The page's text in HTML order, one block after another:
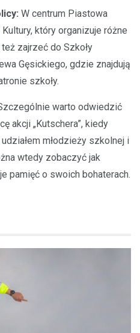
W centrum Piastowa
który organizuje różne
zajrzeć do Szkoły
Gęsickiego, gdzie znajdują
szkoły.
warto odwiedzić
akcji „Kutschera”, kiedy
młodzieży szkolnej i
wtedy zobaczyć jak
pamięć o swoich bohaterach.